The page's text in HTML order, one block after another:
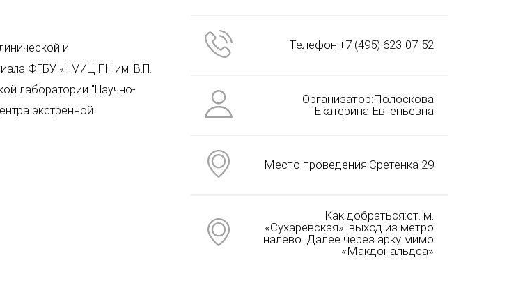
и
ФГБУ «НМИЦ ПН им. В.П.
лаборатории "Научно-
экстренной
Телефон:+7 (495) 623-07-52
Организатор:Полоскова
Екатерина Евгеньевна
Место проведения:Сретенка 29
Как добраться:ст. м.
«Сухаревская»: выход из метро
налево. Далее через арку мимо
«Макдональдса»